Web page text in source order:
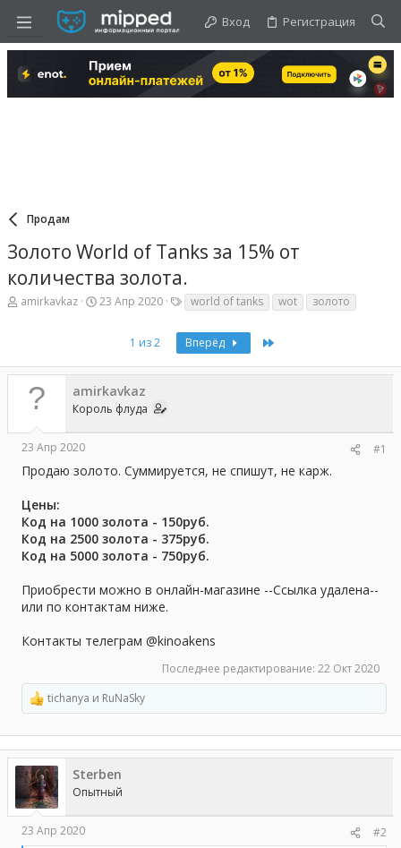
Вход Регистрация
Продам
Золото World of Tanks за 15% от
количества золота.
А
т
amirkavkaz
Д
а
ч
а
л
23 Апр 2020
Т
е
и
world of tanks wot золото
1 из 2 Вперёд
amirkavkaz
Король флуда
23 Апр 2020 #1
Продаю золото. Суммируется, не спишут, не карж.
Цены:
Код на 1000 золота - 150руб.
Код на 2500 золота - 375руб.
Код на 5000 золота - 750руб.
Приобрести можно в онлайн-магазине --Ссылка удалена--
или по контактам ниже.
Контакты телеграм @kinoakens
Последнее редактирование: 22 Окт 2020
Р
е
а
к
ц
и
и
:
tichanya и RuNaSky
Sterben
Опытный
23 Апр 2020
#2